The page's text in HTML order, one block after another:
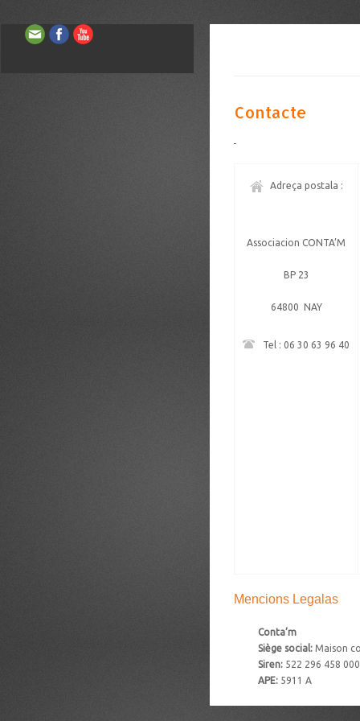
Contacte
Adreça postala :
Associacion CONTA’M
BP 23
64800 NAY
Tel : 06 30 63 96 40
Mencions Legalas
Conta’m
Siège social: Maison
Siren: 522 296 458
APE: 5911 A